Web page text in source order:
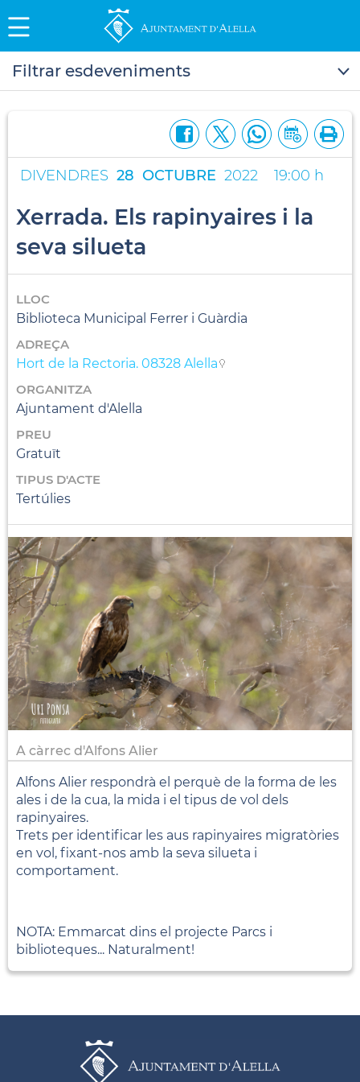
Filtrar esdeveniments
DIVENDRES 28 OCTUBRE 2022 19:00 h
Xerrada. Els rapinyaires i la
seva silueta
LLOC
Biblioteca Municipal Ferrer i Guàrdia
ADREÇA
Hort de la Rectoria. 08328 Alella
ORGANITZA
Ajuntament d'Alella
PREU
Gratuït
TIPUS D'ACTE
Tertúlies
A càrrec d'Alfons Alier
Alfons Alier respondrà el perquè de la forma de les
ales i de la cua, la mida i el tipus de vol dels
rapinyaires.
Trets per identificar les aus rapinyaires migratòries
en vol, fixant-nos amb la seva silueta i
comportament.
NOTA: Emmarcat dins el projecte Parcs i
biblioteques... Naturalment!